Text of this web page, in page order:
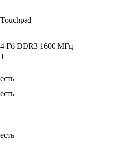
Touchpad
4 Гб DDR3 1600 МГц
1
есть
есть
есть